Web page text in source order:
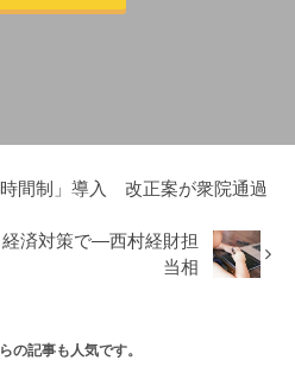
間制」導入 改正案が衆院通過
済対策で―西村経財担
当相
の記事も人気です。